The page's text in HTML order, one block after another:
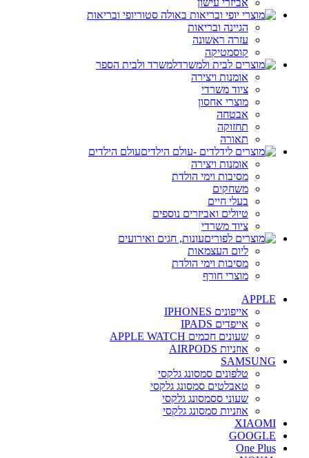
יופי ובריאות
הגיינה ובריאות
עזרה ראשונה
קוסמטיקה
למשרד ולבית הספר
אומנות ויצירה
ציוד משרדי
מוצרי אחסון
אבטחה
תחזוקה
תאורה
עולם הילדים
אומנות ויצירה
מסיבות וימי הולדת
משחקים
בעלי חיים
טיולים ואביזרים נוספים
ציוד משרדי
עונות, חגים ואירועים
ליום העצמאות
מסיבות וימי הולדת
מוצרי חורף
APPLE
אייפונים IPHONES
אייפדים IPADS
שעונים חכמים APPLE WATCH
אוזניות AIRPODS
SAMSUNG
טלפונים סמסונג גלקסי
טאבלטים סמסונג גלקסי
שעוני ססמסונג גלקסי
אוזניות סמסונג גלקסי
XIAOMI
GOOGLE
One Plus